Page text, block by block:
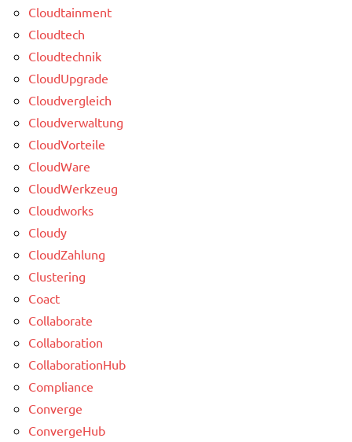
Cloudtainment
Cloudtech
Cloudtechnik
CloudUpgrade
Cloudvergleich
Cloudverwaltung
CloudVorteile
CloudWare
CloudWerkzeug
Cloudworks
Cloudy
CloudZahlung
Clustering
Coact
Collaborate
Collaboration
CollaborationHub
Compliance
Converge
ConvergeHub